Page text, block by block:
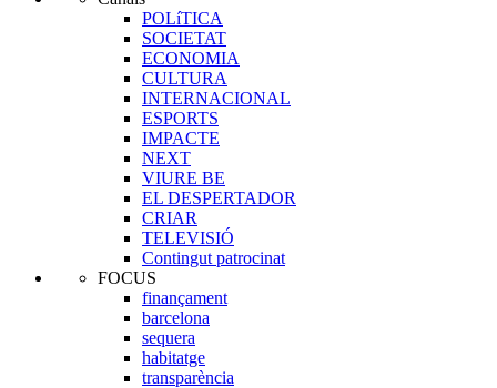
POLíTICA
SOCIETAT
ECONOMIA
CULTURA
INTERNACIONAL
ESPORTS
IMPACTE
NEXT
VIURE BE
EL DESPERTADOR
CRIAR
TELEVISIÓ
Contingut patrocinat
FOCUS
finançament
barcelona
sequera
habitatge
transparència